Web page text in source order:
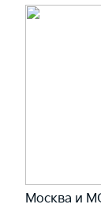
Москва и